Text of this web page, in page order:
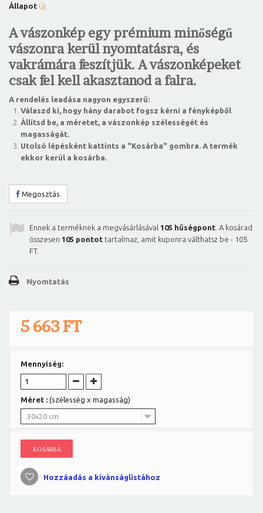
Állapot Új
A vászonkép egy prémium minőségű
vászonra kerül nyomtatásra, és
vakrámára feszítjük. A vászonképeket
csak fel kell akasztanod a falra.
A rendelés leadása nagyon egyszerű:
Válaszd ki, hogy hány darabot fogsz kérni a fényképből
Állítsd be, a méretet, a vászonkép szélességét és
magasságát.
Utolsó lépésként kattints a "Kosárba" gombra. A termék
ekkor kerül a kosárba.
Megosztás
Ennek a terméknek a megvásárlásával 105 hűségpont . A kosárad
összesen 105 pontot tartalmaz, amit kuponra válthatsz be - 105
FT.
Nyomtatás
5 663 FT
Mennyiség:
Méret : (szélesség x magasság)
30x20 cm
KOSÁRBA
Hozzáadás a kívánságlistához